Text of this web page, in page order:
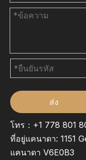
ส่ง
โทร：+1 778 801
ที่อยู่แคนาดา: 1151
แคนาดา V6E0B3